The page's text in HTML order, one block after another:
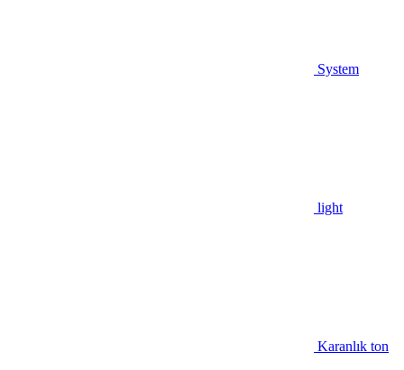
System
light
Karanlık ton